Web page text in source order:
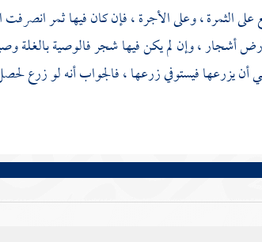
الثمرة ، وعلى الأجرة ، فإن كان فيها ثمر انصرفت
أشجار ، وإن لم يكن فيها شجر فالوصية بالغلة
يزرعها فيستوفي زرعها ، فالجواب أنه لو زرع